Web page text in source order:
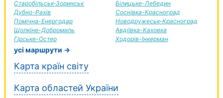
Старобільськ-Зоринськ
Дубно-Рахів
Помічна-Енергодар
Щолкіне-Добромиль
Гірське-Остер
Білицьке-Лебедин
Соснівка-Красноград
Новодружеськ-Красноград
Авдіївка-Каховка
Ходорів-Інкерман
усі маршрути →
Карта країн світу
Карта областей України